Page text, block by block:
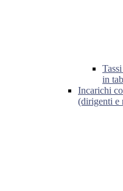
in
Incarichi
(dirigenti e